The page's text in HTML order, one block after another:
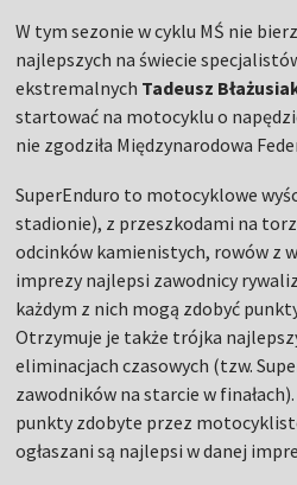
W tym sezonie w cyklu MŚ nie
najlepszych na świecie
ekstremalnych Tadeusz
startować na motocyklu o
nie zgodziła Międzynarodowa
SuperEnduro to motocyklowe
stadionie), z przeszkodami na
odcinków kamienistych, rowów z
imprezy najlepsi zawodnicy
każdym z nich mogą zdobyć
Otrzymuje je także trójka
eliminacjach czasowych (tzw.
zawodników na starcie w
punkty zdobyte przez
ogłaszani są najlepsi w danej